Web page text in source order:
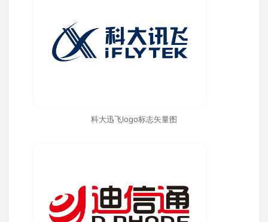
科大迅飞logo标志矢量图